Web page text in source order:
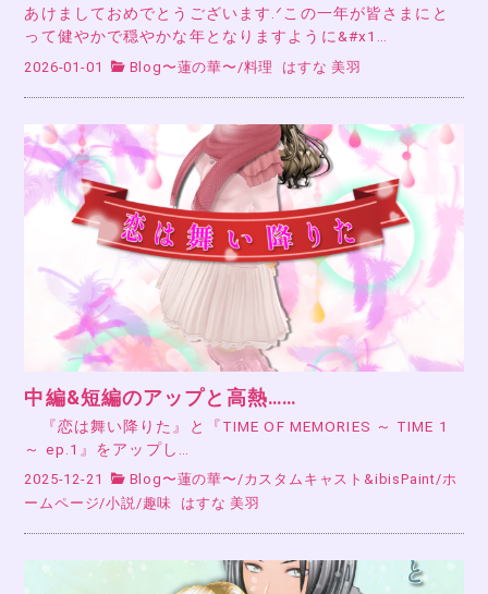
あけましておめでとうございます.ᐟこの一年が皆さまにと
って健やかで穏やかな年となりますように&#x1…
2026-01-01 Blog〜蓮の華〜 /料理 はすな 美羽
中編&短編のアップと高熱……
『恋は舞い降りた』と『TIME OF MEMORIES ～ TIME 1
～ ep.1』をアップし…
2025-12-21 Blog〜蓮の華〜/カスタムキャスト&ibisPaint/ホ
ームページ/小説/趣味 はすな 美羽